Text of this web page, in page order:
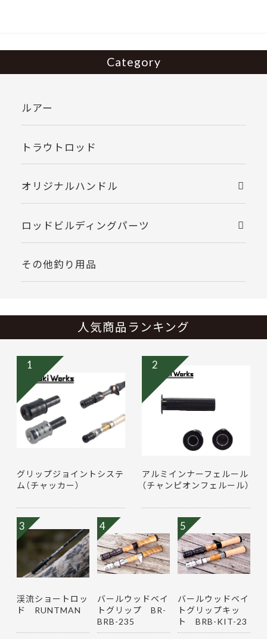
Category
ルアー
トラウトロッド
オリジナルハンドル
ロッドビルディングパーツ
その他釣り用品
人気商品ランキング
グリップジョイントシステ
ム（チャッカー）
1
アルミインナーフェルール
（チャンピオンフェルール）
2
渓流ショートロッ
ド RUNTMAN
3
バールウッドベイ
トグリップ BR-
BRB-235
4
バールウッドベイ
トグリップキッ
ト BRB-KIT-23
5
5